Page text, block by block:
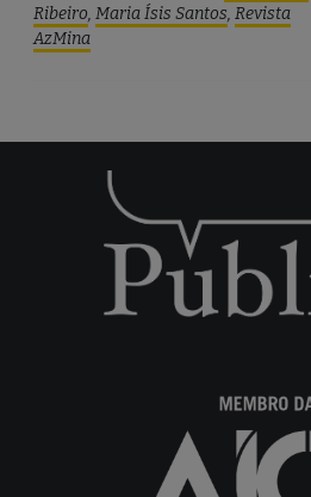
Ribeiro, Maria Ísis Santos, Revista
AzMina